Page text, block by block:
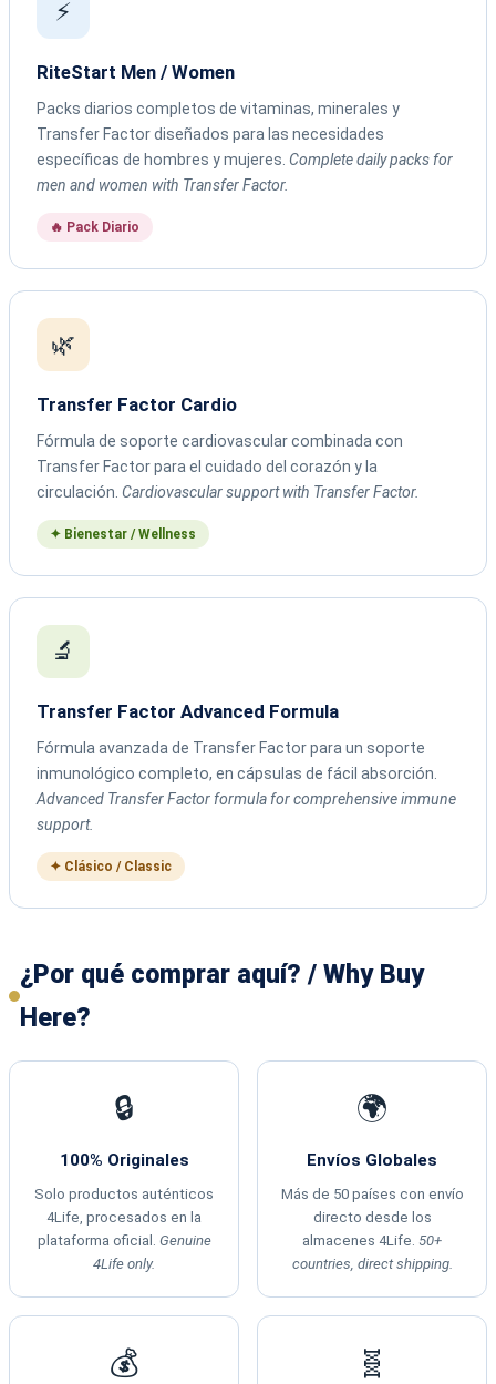
⚡
RiteStart Men / Women
Packs diarios completos de vitaminas, minerales y
Transfer Factor diseñados para las necesidades
específicas de hombres y mujeres. Complete daily packs for
men and women with Transfer Factor.
🔥 Pack Diario
🌿
Transfer Factor Cardio
Fórmula de soporte cardiovascular combinada con
Transfer Factor para el cuidado del corazón y la
circulación. Cardiovascular support with Transfer Factor.
✦ Bienestar / Wellness
🔬
Transfer Factor Advanced Formula
Fórmula avanzada de Transfer Factor para un soporte
inmunológico completo, en cápsulas de fácil absorción.
Advanced Transfer Factor formula for comprehensive immune
support.
✦ Clásico / Classic
¿Por qué comprar aquí? / Why Buy
Here?
🔒
100% Originales
Solo productos auténticos
4Life, procesados en la
plataforma oficial. Genuine
4Life only.
🌍
Envíos Globales
Más de 50 países con envío
directo desde los
almacenes 4Life. 50+
countries, direct shipping.
💰 🧬